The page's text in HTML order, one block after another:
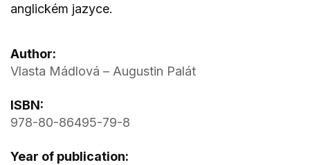
anglickém jazyce.
Author:
Vlasta Mádlová – Augustin Palát
ISBN:
978-80-86495-79-8
Year of publication: